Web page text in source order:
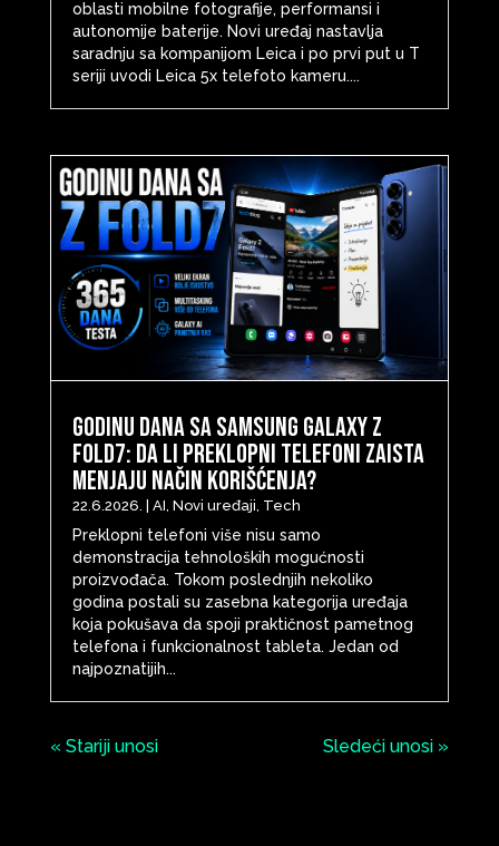
oblasti mobilne fotografije, performansi i
autonomije baterije. Novi uređaj nastavlja
saradnju sa kompanijom Leica i po prvi put u T
seriji uvodi Leica 5x telefoto kameru....
Godinu dana sa Samsung Galaxy Z
Fold7: Da li preklopni telefoni zaista
menjaju način korišćenja?
22.6.2026. AI Novi uređaji Tech
Preklopni telefoni više nisu samo
demonstracija tehnoloških mogućnosti
proizvođača. Tokom poslednjih nekoliko
godina postali su zasebna kategorija uređaja
koja pokušava da spoji praktičnost pametnog
telefona i funkcionalnost tableta. Jedan od
najpoznatijih...
« Stariji unosi Sledeći unosi »